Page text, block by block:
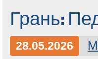
Грань:
28.05.2026